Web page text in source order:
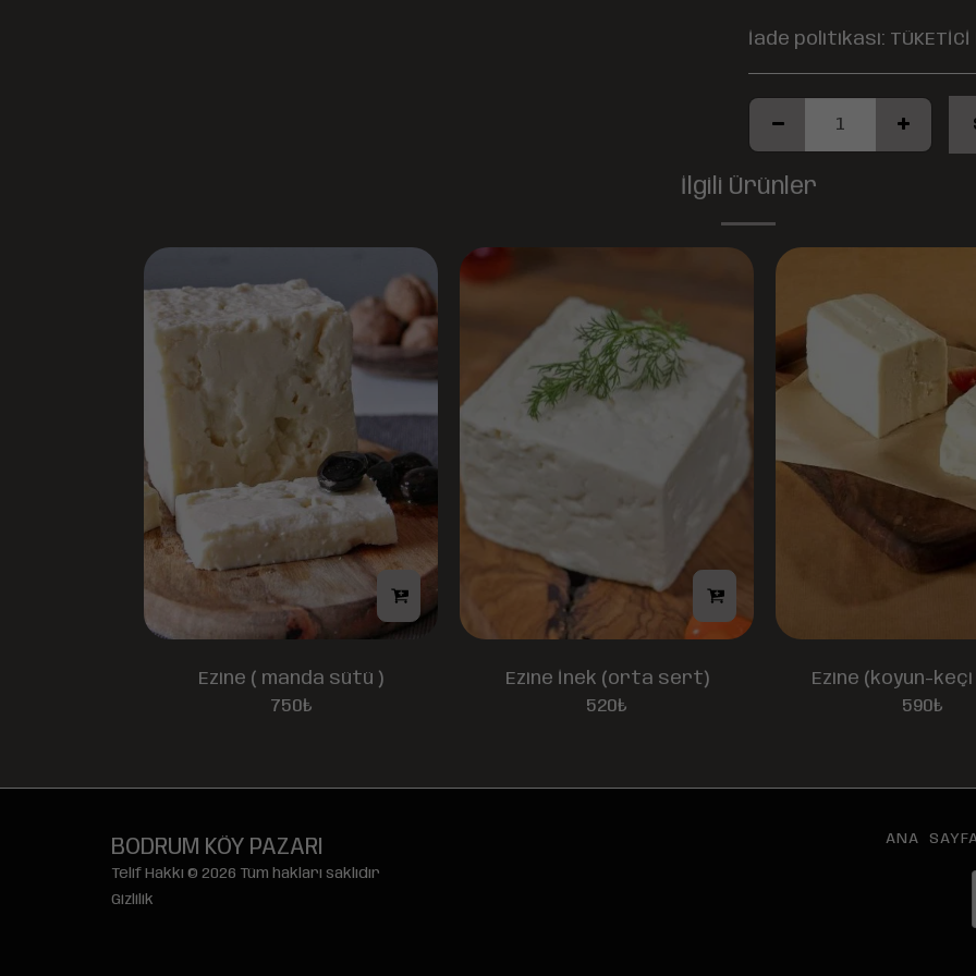
İade politikasi: TÜKETİCİ HAKLARI – CAYMA – İPTAL İADE KOŞULLARI GENEL: Kullanmakta olduğunuz web sitesi üzerinden elektronik ortamda sipariş verdiğiniz takdirde, size sunulan ön bilgilendirme formunu ve mesafeli satış sözleşmesini kabul etmiş sayılırsınız. Alıcılar, satın aldıkları ürünün satış ve teslimi ile ilgili olarak 6502 sayılı Tüketicinin Korunması Hakkında Kanun ve Mesafeli Sözleşmeler Yönetmeliği (RG:27.11.2014/29188) hükümleri ile yürürlükteki diğer yasalara tabidir. Ürün sevkiyat masrafı olan kargo ücretleri alıcılar tarafından ödenecektir. Satın alınan her bir ürün, 30 günlük yasal süreyi aşmamak kaydı ile alıcının gösterdiği adresteki kişi ve/veya kuruluşa teslim edilir. Bu süre içinde ürün teslim edilmez ise, Alıcılar sözleşmeyi sona erdirebilir. Satın alınan ürün, eksiksiz ve siparişte belirtilen niteliklere uygun ve varsa garanti belgesi, kullanım klavuzu gibi belgelerle teslim edilmek zorundadır. Satın alınan ürünün satılmasının imkansızlaşması durumunda, satıcı bu durumu öğrendiğinden itibaren 3 gün içinde yazılı olarak alıcıya bu durumu bildirmek zorundadır. 14 gün içinde de toplam bedel Alıcı’ya iade edilmek zorundadır. SATIN ALINAN ÜRÜN BEDELİ ÖDENMEZ İSE: Alıcı, satın aldığı ürün bedelini ödemez veya banka kayıtlarında iptal ederse, Satıcının ürünü teslim yükümlülüğü sona erer. KREDİ KARTININ YETKİSİZ KULLANIMI İLE YAPILAN ALIŞVERİŞLER: Ürün teslim edildikten sonra, alıcının ödeme yaptığı kredi kartının yetkisiz kişiler tarafından haksız olarak kullanıldığı tespit edilirse ve satılan ürün bedeli ilgili banka veya finans kuruluşu tarafından Satıcı&#039;ya ödenmez ise, Alıcı, sözleşme konusu ürünü 3 gün içerisinde nakliye gideri SATICI’ya ait olacak şekilde SATICI’ya iade etmek zorundadır. ÖNGÖRÜLEMEYEN SEBEPLERLE ÜRÜN SÜRESİNDE TESLİM EDİLEMEZ İSE: Satıcı’nın öngöremeyeceği mücbir sebepler oluşursa ve ürün süresinde teslim edilemez ise, durum Alıcı’ya bildirilir. Alıcı, siparişin iptalini, ürünün benzeri ile değiştirilmesini veya engel ortadan kalkana dek teslimatın ertelenmesini talep edebilir. Alıcı siparişi iptal ederse; ödemeyi nakit ile yapmış ise iptalinden itibaren 14 gün içinde kendisine nakden bu ücret ödenir. Alıcı, ödemeyi kredi kartı ile yapmış ise ve iptal ederse, bu iptalden itibaren yine 14 gün içinde ürün bedeli bankaya iade edilir, ancak bankanın alıcının hesabına 2-3 hafta içerisinde aktarması olasıdır. ALICININ ÜRÜNÜ KONTROL ETME YÜKÜMLÜLÜĞÜ: Alıcı, sözleşme konusu mal/hizmeti teslim almadan önce muayene edecek; ezik, kırık, ambalajı yırtılmış vb. hasarlı ve ayıplı mal/hizmeti kargo şirketinden teslim almayacaktır. Teslim alınan mal/hizmetin hasarsız ve sağlam olduğu kabul edilecektir. ALICI , Teslimden sonra mal/hizmeti özenle korunmak zorundadır. Cayma hakkı kullanılacaksa mal/hizmet kullanılmamalıdır. Ürünle birlikte Fatura da iade edilmelidir. CAYMA HAKKI: ALICI; satın aldığı ürünün kendisine veya gösterdiği adresteki kişi/kuruluşa teslim tarihinden
İlgili Ürünler
Ezine ( manda sütü )
750₺
Ezine İnek (orta sert)
520₺
Ezine (koyun-
590₺
BODRUM KÖY PAZARI
Telif Hakkı © 2026 Tüm hakları saklıdır
Gizlilik
ANA